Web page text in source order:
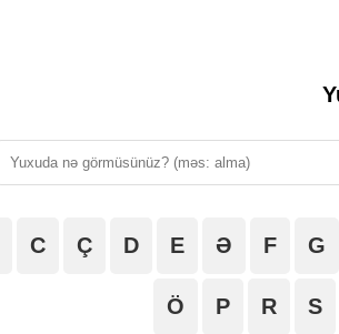
C Ç D E Ə F G
Ö P R S